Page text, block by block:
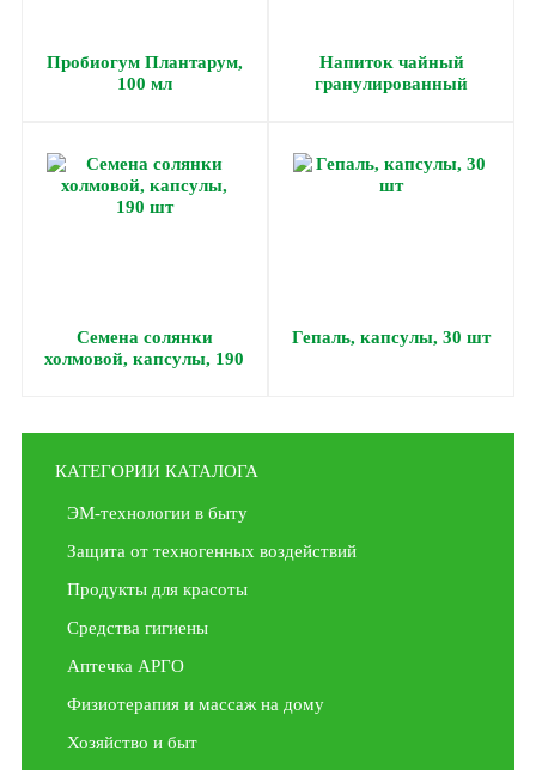
Пробиогум Плантарум,
100 мл
Напиток чайный
гранулированный
Семена солянки
холмовой, капсулы, 190
Гепаль, капсулы, 30 шт
КАТЕГОРИИ КАТАЛОГА
ЭМ-технологии в быту
Защита от техногенных воздействий
Продукты для красоты
Средства гигиены
Аптечка АРГО
Физиотерапия и массаж на дому
Хозяйство и быт